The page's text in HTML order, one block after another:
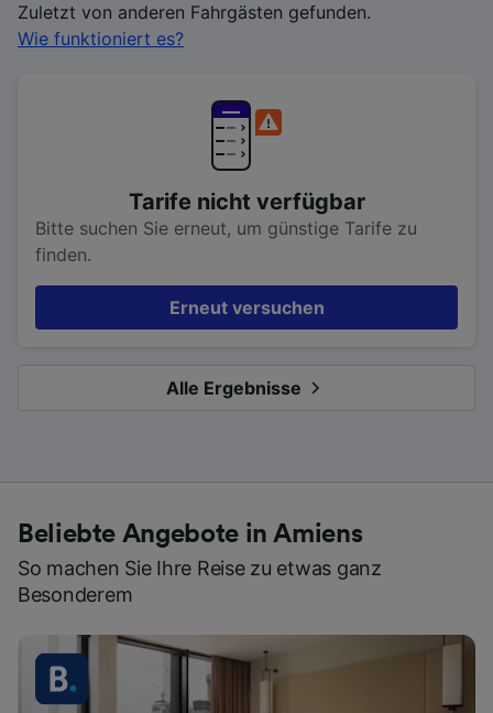
Zuletzt von anderen Fahrgästen gefunden.
Wie funktioniert es?
Tarife nicht verfügbar
Bitte suchen Sie erneut, um günstige Tarife zu
finden.
Erneut versuchen
Alle Ergebnisse
Beliebte Angebote in Amiens
So machen Sie Ihre Reise zu etwas ganz
Besonderem